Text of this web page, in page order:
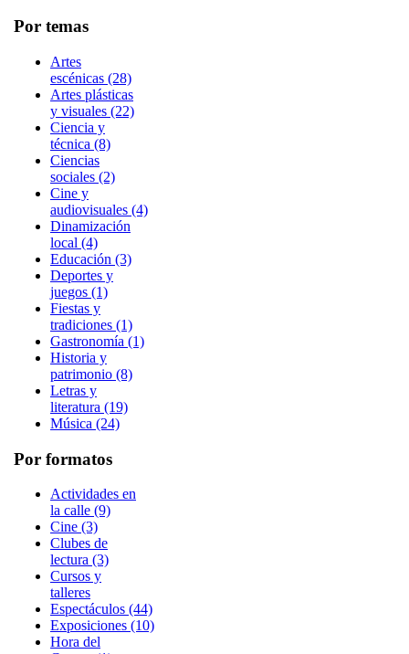
Por temas
Artes
escénicas (28)
Artes plásticas
y visuales (22)
Ciencia y
técnica (8)
Ciencias
sociales (2)
Cine y
audiovisuales (4)
Dinamización
local (4)
Educación (3)
Deportes y
juegos (1)
Fiestas y
tradiciones (1)
Gastronomía (1)
Historia y
patrimonio (8)
Letras y
literatura (19)
Música (24)
Por formatos
Actividades en
la calle (9)
Cine (3)
Clubes de
lectura (3)
Cursos y
talleres
Espectáculos (44)
Exposiciones (10)
Hora del